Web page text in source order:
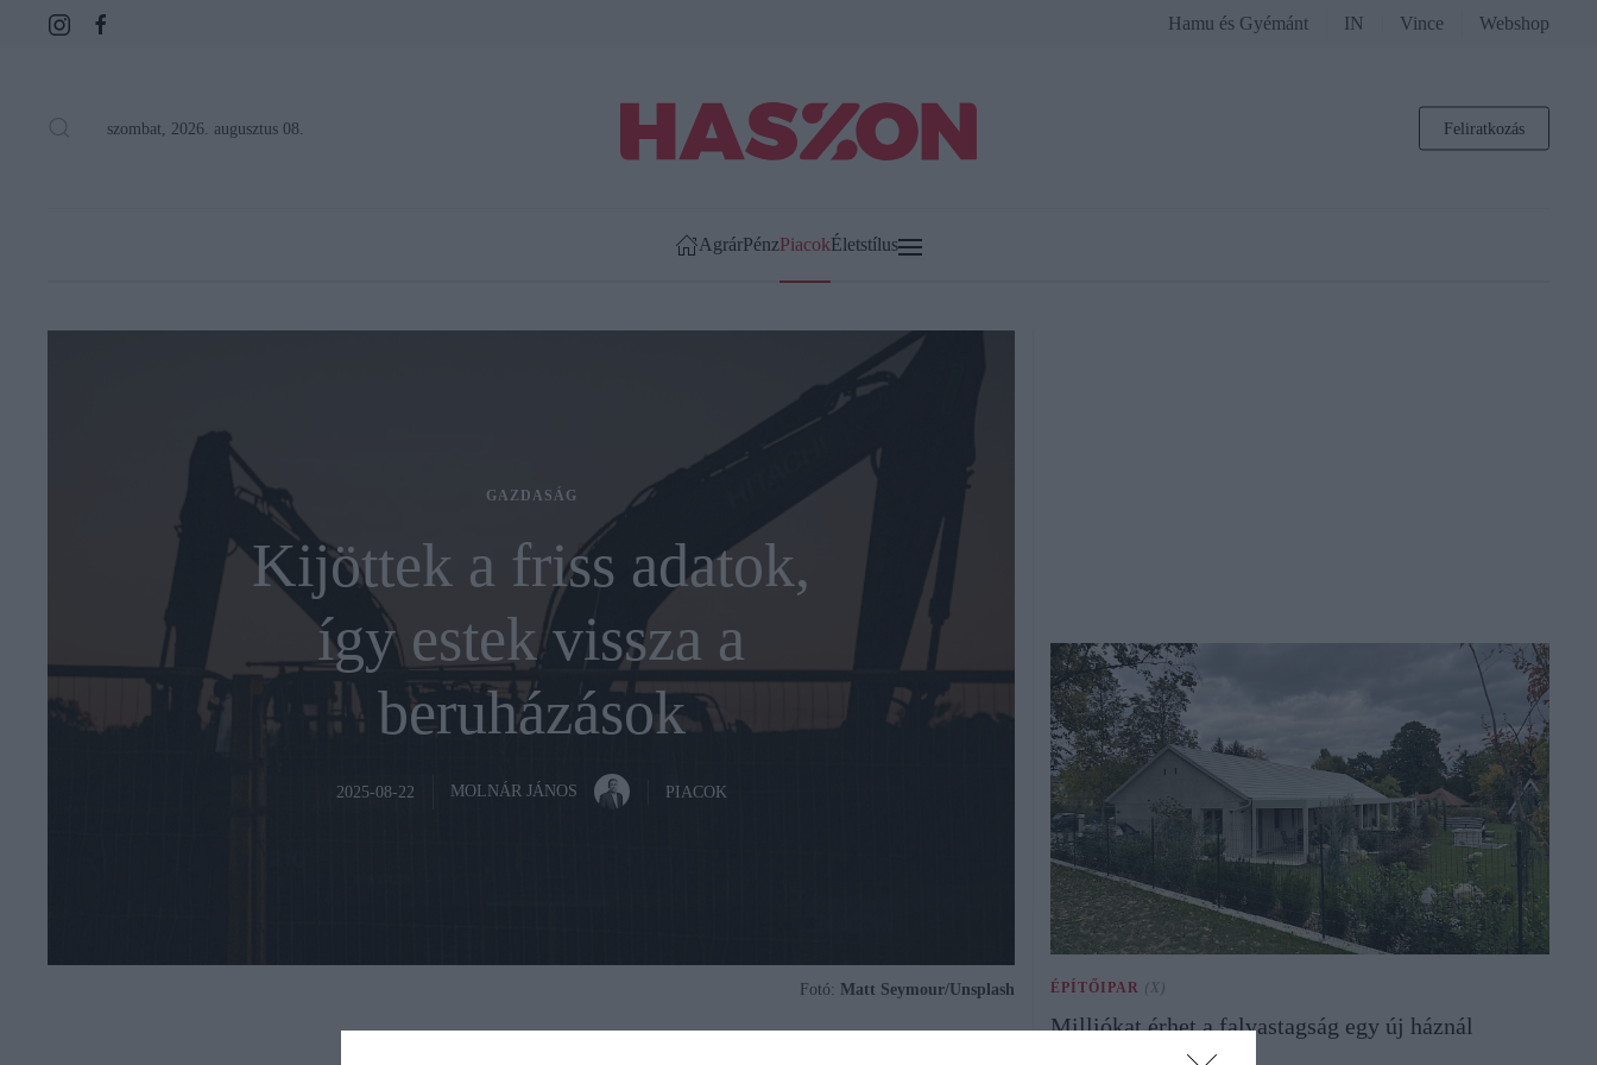
Hamu és Gyémánt IN Vince Webshop
szombat, 2026. augusztus 08. Feliratkozás
AgrárPénzPiacokÉletstílus
GAZDASÁG
Kijöttek a friss adatok,
így estek vissza a
beruházások
2025-08-22 MOLNÁR JÁNOS PIACOK
Fotó: Matt Seymour/Unsplash ÉPÍTŐIPAR (X)
Milliókat érhet a falvastagság egy új háznál